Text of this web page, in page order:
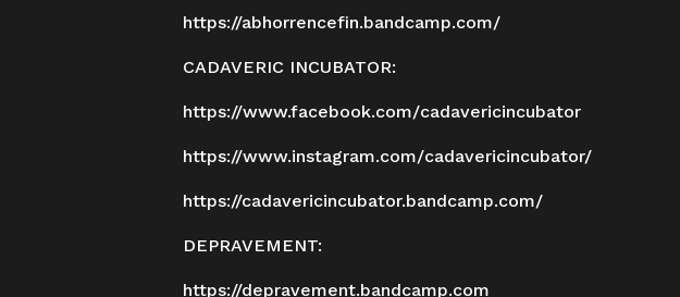
https://abhorrencefin.bandcamp.com/
CADAVERIC INCUBATOR:
https://www.facebook.com/cadavericincubator
https://www.instagram.com/cadavericincubator/
https://cadavericincubator.bandcamp.com/
DEPRAVEMENT:
https://depravement.bandcamp.com